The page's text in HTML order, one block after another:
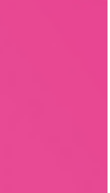
(M/W/D).
in fünfter Generation
der
über 900